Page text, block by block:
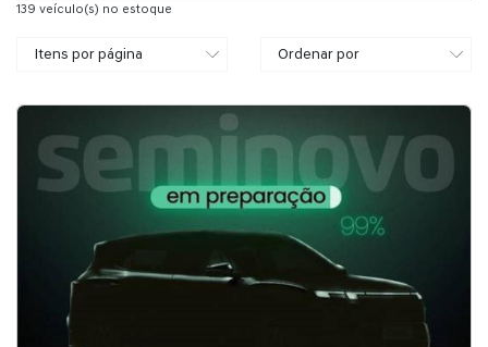
139 veículo(s) no estoque